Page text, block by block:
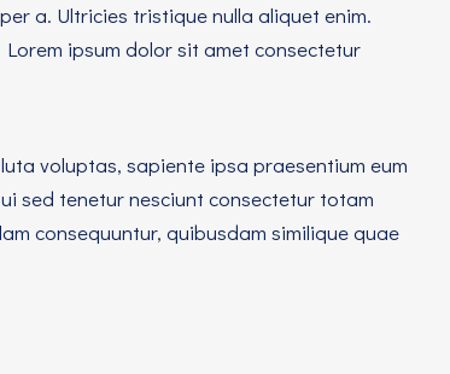
a. Ultricies tristique nulla aliquet enim.
ipsum dolor sit amet consectetur
voluptas, sapiente ipsa praesentium eum
sed tenetur nesciunt consectetur totam
consequuntur, quibusdam similique quae